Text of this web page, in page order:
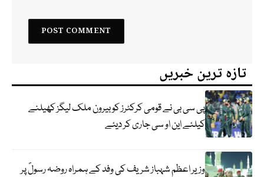
تازہ ترین خبریں
پی سی بی نے قومی کرکٹرز کو بیرون ملک لیگز کھیلنے
کیلئے این او سی جاری کر دیئے
وزیر اعظم شہباز شریف کی وفد کے ہمراہ روضہ رسولؐ پر